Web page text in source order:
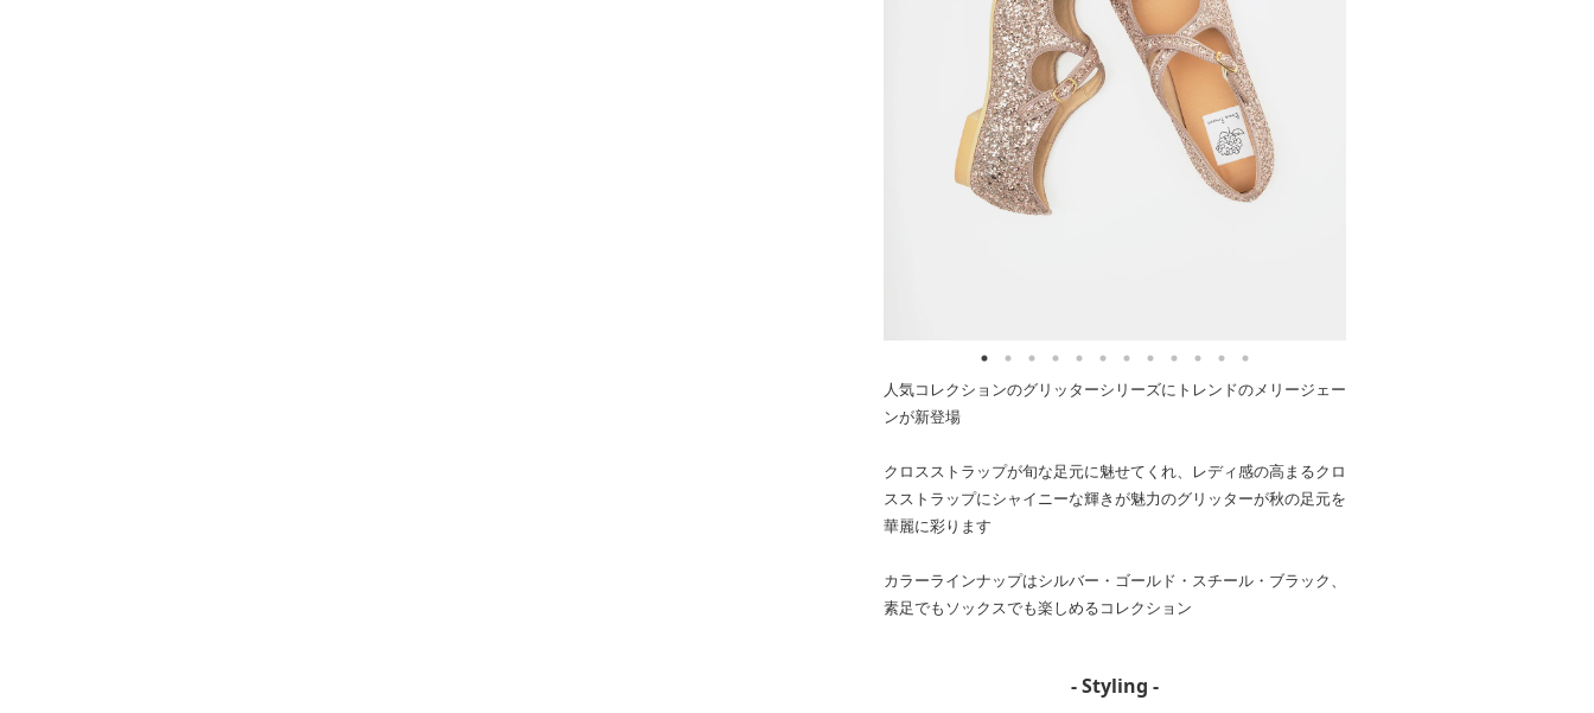
人気コレクションのグリッターシリーズにトレンドのメリージェー
ンが新登場
クロスストラップが旬な足元に魅せてくれ、レディ感の高まるクロ
スストラップにシャイニーな輝きが魅力のグリッターが秋の足元を
華麗に彩ります
カラーラインナップはシルバー・ゴールド・スチール・ブラック、
素足でもソックスでも楽しめるコレクション
- Styling -